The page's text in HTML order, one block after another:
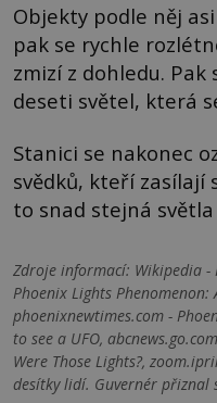
Objekty podle něj
pak se rychle
zmizí z dohledu.
deseti světel, která
Stanici se nakonec
svědků, kteří zasílají
to snad stejná
Zdroje informací: Wikipedia -
Phoenix Lights Phenomenon:
phoenixnewtimes.com -
to see a UFO,
Were Those Lights?,
desítky lidí. Guvernér přiznal